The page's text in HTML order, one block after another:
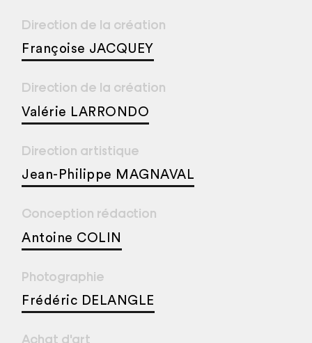
Direction de la création
Françoise JACQUEY
Direction de la création
Valérie LARRONDO
Direction artistique
Jean-Philippe MAGNAVAL
Conception rédaction
Antoine COLIN
Photographie
Frédéric DELANGLE
Achat d'art